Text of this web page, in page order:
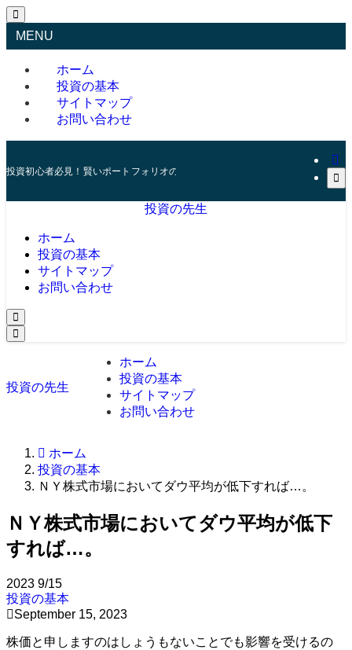
MENU
ホーム
投資の基本
サイトマップ
お問い合わせ
投資初心者必見！賢いポートフォリオの組み方とリスク管理の秘訣
投資の先生
ホーム
投資の基本
サイトマップ
お問い合わせ
投資の先生
ホーム
投資の基本
サイトマップ
お問い合わせ
ホーム
投資の基本
ＮＹ株式市場においてダウ平均が低下すれば…。
ＮＹ株式市場においてダウ平均が低下
すれば…。
2023 9/15
投資の基本
September 15, 2023
株価と申しますのはしょうもないことでも影響を受けるの